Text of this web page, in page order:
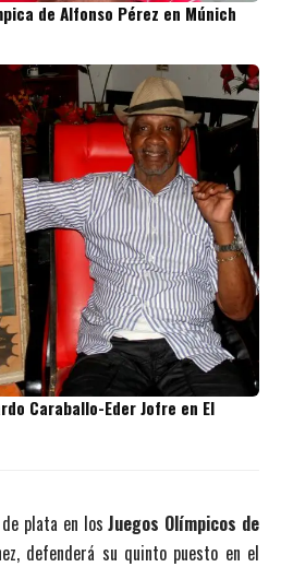
de Alfonso Pérez en Múnich
Caraballo-Eder Jofre en El
plata en losJuegos Olímpicos de
defenderá su quinto puesto en el